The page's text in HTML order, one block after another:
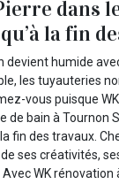
dans
la fin
devient humide
les tuyauteries
vous puisque
de bain à Tournon
fin des travaux.
ses créativités,
WK rénovation